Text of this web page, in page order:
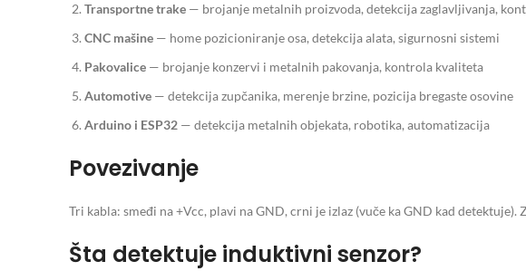
Transportne trake — brojanje metalnih proizvoda, detekcija zaglavljivanja,
CNC mašine — home pozicioniranje osa, detekcija alata, sigurnosni sistemi
Pakovalice — brojanje konzervi i metalnih pakovanja, kontrola kvaliteta
Automotive — detekcija zupčanika, merenje brzine, pozicija bregaste osovine
Arduino i ESP32 — detekcija metalnih objekata, robotika, automatizacija
Povezivanje
Tri kabla: smeđi na +Vcc, plavi na GND, crni je izlaz (vuče ka GND kad
Šta detektuje induktivni senzor?